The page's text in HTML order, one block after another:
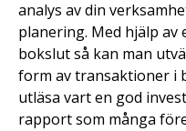
analys av din
planering. Med hjälp av
bokslut så kan man
form av transaktioner i
utläsa vart en god
rapport som många